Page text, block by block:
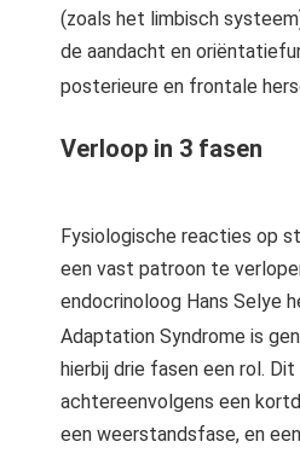
(zoals het limbisch
de aandacht en
posterieure en frontale
Verloop in 3 fasen
Fysiologische reacties op
een vast patroon te
endocrinoloog Hans Selye
Adaptation Syndrome is
hierbij drie fasen een rol. Dit
achtereenvolgens een
een weerstandsfase, en